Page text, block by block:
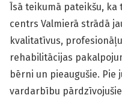
Īsā teikumā pateikšu,
centrs Valmierā strādā
kvalitatīvus,
rehabilitācijas
bērni un pieaugušie. Pie
vardarbību